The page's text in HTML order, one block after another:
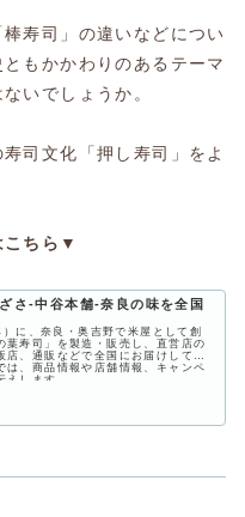
寿司」の違いなどについ
もかかわりのあるテーマ
いでしょうか。
司文化「押し寿司」をよ
こちら▼
さ‐中谷本舗‐奈良の味を全国
に、奈良・奥吉野で米屋として創
葉寿司」を製造・販売し、直営店の
店、通販などで全国にお届けしてい
は、商品情報や店舗情報、キャンペ
えします。